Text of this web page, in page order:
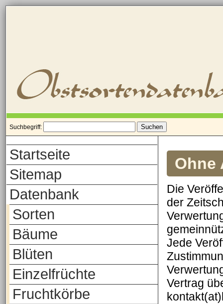
Suchbegriff:
Startseite
Sitemap
Datenbank
Sorten
Bäume
Blüten
Einzelfrüchte
Fruchtkörbe
Ohne
Die
der
Jede
Vertrag